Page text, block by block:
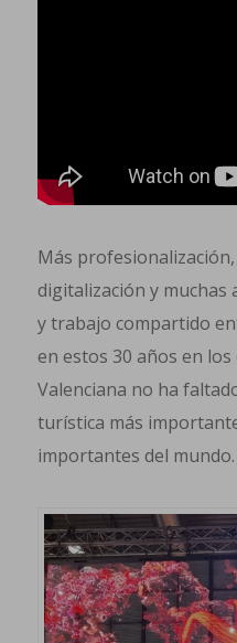
Más
digitalización y muchas
y trabajo compartido
en estos 30 años en
Valenciana no ha
turística más
importantes del mundo.